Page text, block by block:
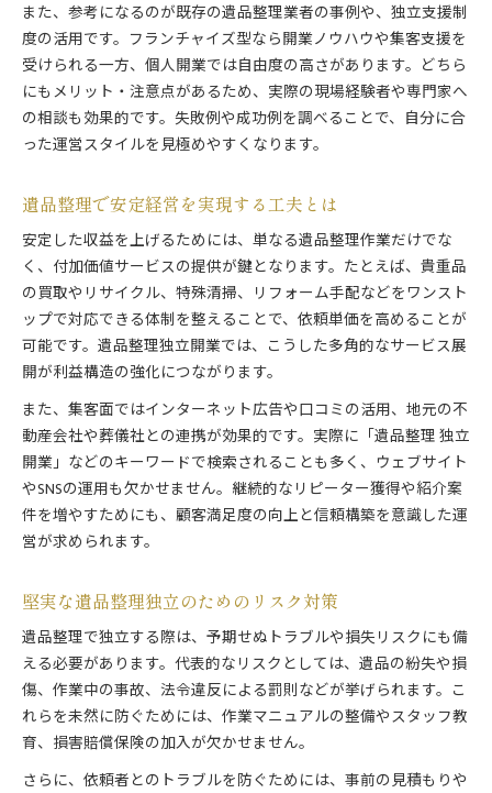
また、参考になるのが既存の遺品整理業者の事例や、独立支援制
度の活用です。フランチャイズ型なら開業ノウハウや集客支援を
受けられる一方、個人開業では自由度の高さがあります。どちら
にもメリット・注意点があるため、実際の現場経験者や専門家へ
の相談も効果的です。失敗例や成功例を調べることで、自分に合
った運営スタイルを見極めやすくなります。
遺品整理で安定経営を実現する工夫とは
安定した収益を上げるためには、単なる遺品整理作業だけでな
く、付加価値サービスの提供が鍵となります。たとえば、貴重品
の買取やリサイクル、特殊清掃、リフォーム手配などをワンスト
ップで対応できる体制を整えることで、依頼単価を高めることが
可能です。遺品整理独立開業では、こうした多角的なサービス展
開が利益構造の強化につながります。
また、集客面ではインターネット広告や口コミの活用、地元の不
動産会社や葬儀社との連携が効果的です。実際に「遺品整理 独立
開業」などのキーワードで検索されることも多く、ウェブサイト
やSNSの運用も欠かせません。継続的なリピーター獲得や紹介案
件を増やすためにも、顧客満足度の向上と信頼構築を意識した運
営が求められます。
堅実な遺品整理独立のためのリスク対策
遺品整理で独立する際は、予期せぬトラブルや損失リスクにも備
える必要があります。代表的なリスクとしては、遺品の紛失や損
傷、作業中の事故、法令違反による罰則などが挙げられます。こ
れらを未然に防ぐためには、作業マニュアルの整備やスタッフ教
育、損害賠償保険の加入が欠かせません。
さらに、依頼者とのトラブルを防ぐためには、事前の見積もりや